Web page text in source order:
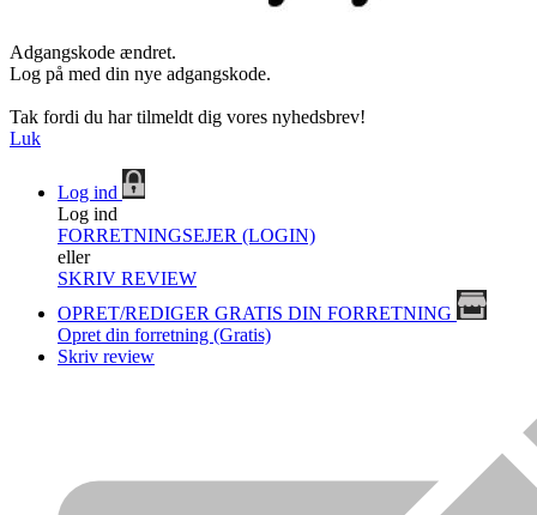
Adgangskode ændret.
Log på med din nye adgangskode.
Tak fordi du har tilmeldt dig vores nyhedsbrev!
Luk
Log ind
Log ind
FORRETNINGSEJER (LOGIN)
eller
SKRIV REVIEW
OPRET/REDIGER GRATIS DIN FORRETNING
Opret din forretning (Gratis)
Skriv review